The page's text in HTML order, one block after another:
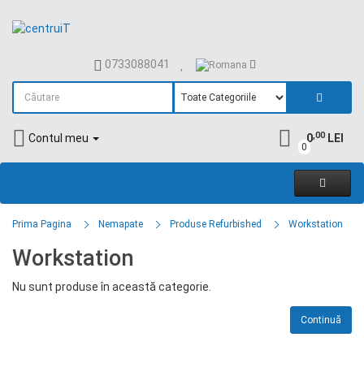
0733088041
Contul meu
0
0,00LEI
Prima Pagina Nemapate Produse Refurbished Workstation
Workstation
Nu sunt produse în această categorie.
Continuă